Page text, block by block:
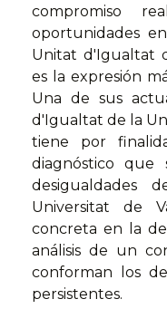
compromiso
oportunidades
Unitat d'Igualtat
es la expresión
Una de sus
d'Igualtat de la
tiene por
diagnóstico
desigualdades
Universitat de
concreta en la
análisis de un
conforman los
persistentes.